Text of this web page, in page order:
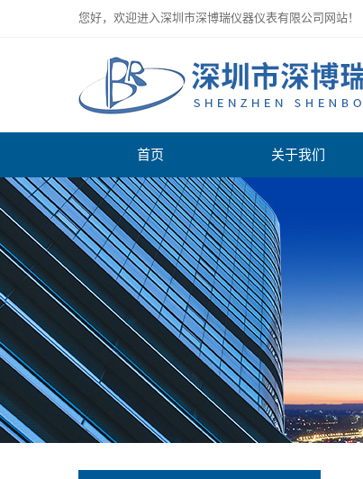
您好，欢迎进入深圳市深博瑞仪器仪表有限公司网站！
首页 关于我们